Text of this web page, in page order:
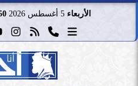
الأربعاء